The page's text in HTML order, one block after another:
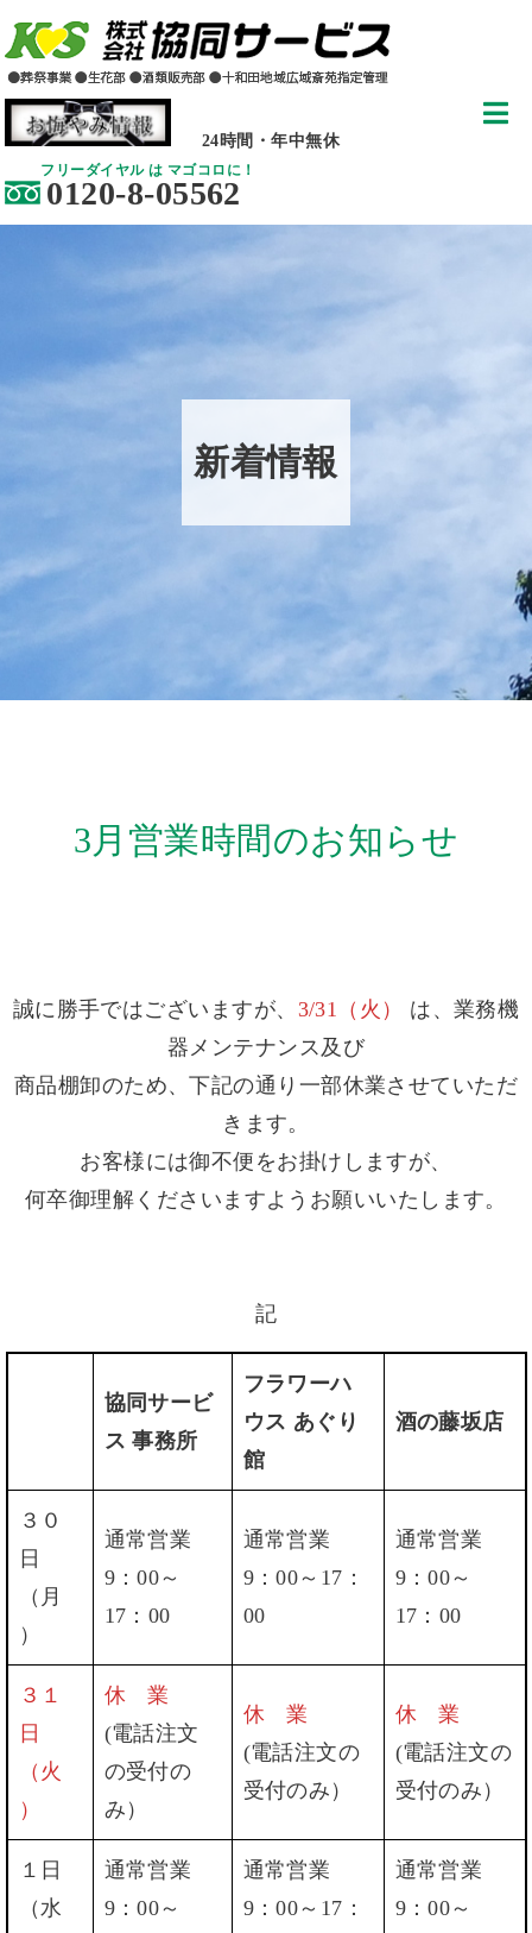
24時間・年中無休
フリーダイヤル は マゴコロに！
0120-8-05562
新着情報
3月営業時間のお知らせ
誠に勝手ではございますが、 3/31（火）
は、業務機
器メンテナンス及び
商品棚卸のため、下記の通り一部休業させていただ
きます。
お客様には御不便をお掛けしますが、
何卒御理解くださいますようお願いいたします。
記
協同サービ
ス 事務所
フラワーハ
ウス あぐり
館
酒の藤坂店
３０
日
（月
）
通常営業
9：00～
17：00
通常営業
9：00～17：
00
通常営業
9：00～
17：00
３１
日
（火
）
休 業
(電話注文
の受付の
み）
休 業
(電話注文の
受付のみ）
休 業
(電話注文の
受付のみ）
１日
（水
通常営業
9：00～
通常営業
9：00～17：
通常営業
9：00～